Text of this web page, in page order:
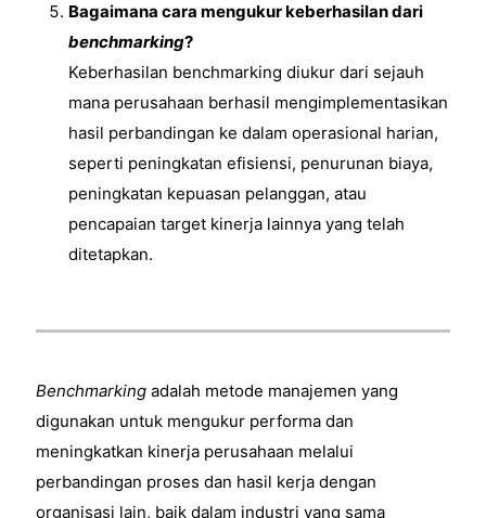
Bagaimana cara mengukur keberhasilan dari
benchmarking?
Keberhasilan benchmarking diukur dari sejauh
mana perusahaan berhasil mengimplementasikan
hasil perbandingan ke dalam operasional harian,
seperti peningkatan efisiensi, penurunan biaya,
peningkatan kepuasan pelanggan, atau
pencapaian target kinerja lainnya yang telah
ditetapkan.
Benchmarking adalah metode manajemen yang
digunakan untuk mengukur performa dan
meningkatkan kinerja perusahaan melalui
perbandingan proses dan hasil kerja dengan
organisasi lain, baik dalam industri yang sama